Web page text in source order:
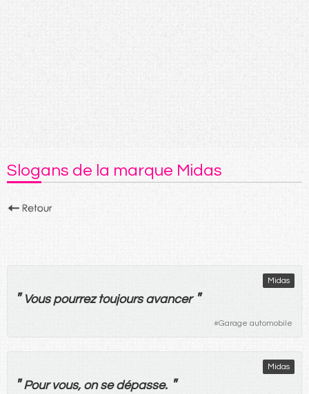
Slogans de la marque Midas
Midas
" Vous pourrez toujours avancer "
#Garage automobile
Midas
" Pour vous, on se dépasse. "